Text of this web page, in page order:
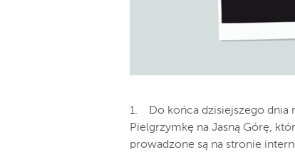
1. Do końca dzisiejszego dnia
Pielgrzymkę na Jasną Górę,
prowadzone są na stronie